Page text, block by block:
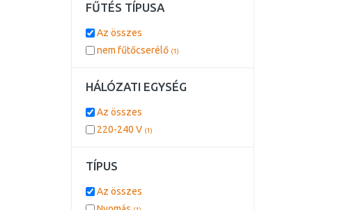
FŰTÉS TÍPUSA
Az összes
nem fűtőcserélő (1)
HÁLÓZATI EGYSÉG
Az összes
220-240 V (1)
TÍPUS
Az összes